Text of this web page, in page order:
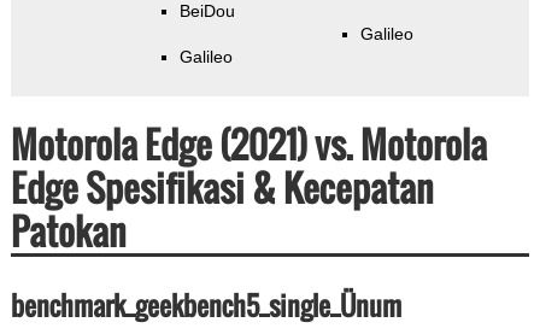
BeiDou
Galileo
Galileo
Motorola Edge (2021) vs. Motorola
Edge Spesifikasi & Kecepatan
Patokan
benchmark_geekbench5_single_Ünum